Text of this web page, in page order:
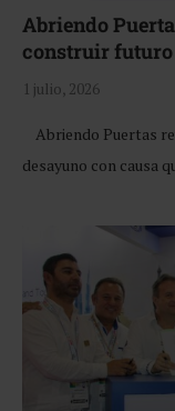
Abriendo
construir futuro
1 julio, 2026
Abriendo Puertas
desayuno con causa